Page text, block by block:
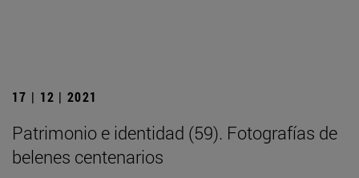
17 | 12 | 2021
Patrimonio e identidad (59). Fotografías de
belenes centenarios